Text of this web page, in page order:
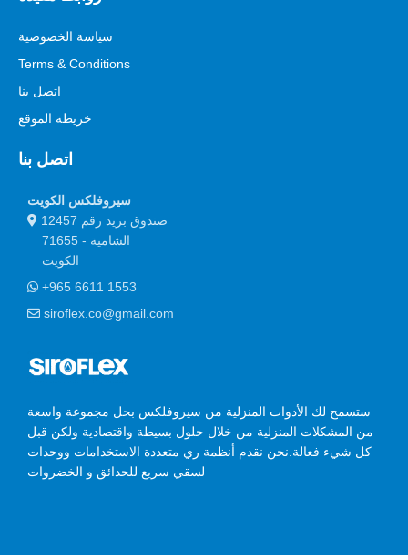
سياسة الخصوصية
Terms & Conditions
اتصل بنا
خريطة الموقع
اتصل بنا
سيروفلكس الكويت
صندوق بريد رقم 12457
الشامية - 71655
الكويت
+965 6611 1553
siroflex.co@gmail.com
ستسمح لك الأدوات المنزلية من سيروفلكس بحل مجموعة واسعة
من المشكلات المنزلية من خلال حلول بسيطة واقتصادية ولكن قبل
كل شيء فعالة.نحن نقدم أنظمة ري متعددة الاستخدامات ووحدات
لسقي سريع للحدائق و الخضروات